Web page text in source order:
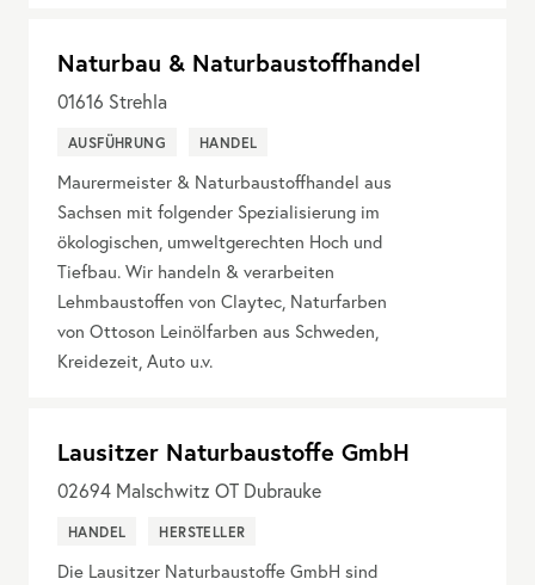
Naturbau & Naturbaustoffhandel
01616 Strehla
AUSFÜHRUNG HANDEL
Maurermeister & Naturbaustoffhandel aus
Sachsen mit folgender Spezialisierung im
ökologischen, umweltgerechten Hoch und
Tiefbau. Wir handeln & verarbeiten
Lehmbaustoffen von Claytec, Naturfarben
von Ottoson Leinölfarben aus Schweden,
Kreidezeit, Auto u.v.
Lausitzer Naturbaustoffe GmbH
02694 Malschwitz OT Dubrauke
HANDEL HERSTELLER
Die Lausitzer Naturbaustoffe GmbH sind